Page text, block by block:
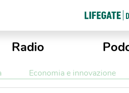
Radio
Economia e innovazione